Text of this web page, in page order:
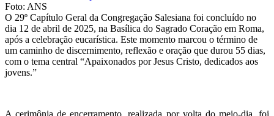
Foto: ANS
O 29º Capítulo Geral da Congregação Salesiana foi concluído no
dia 12 de abril de 2025, na Basílica do Sagrado Coração em Roma,
após a celebração eucarística. Este momento marcou o término de
um caminho de discernimento, reflexão e oração que durou 55 dias,
com o tema central “Apaixonados por Jesus Cristo, dedicados aos
jovens.”
A cerimônia de encerramento, realizada por volta do meio-dia, foi